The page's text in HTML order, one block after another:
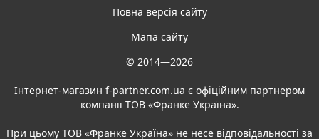
Повна версія сайту
Мапа сайту
© 2014—2026
Інтернет-магазин f-partner.com.ua є офіційним партнером
компанії ТОВ «Франке Україна».
При цьому ТОВ «Франке Україна» не несе відповідальності за